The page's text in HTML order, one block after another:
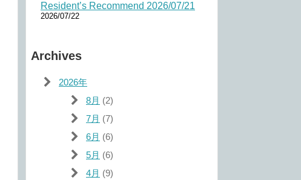
Resident’s Recommend 2026/07/21
2026/07/22
Archives
2026年
8月 (2)
7月 (7)
6月 (6)
5月 (6)
4月 (9)